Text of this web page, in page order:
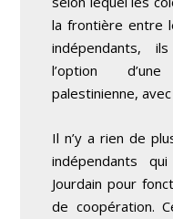
la frontière entre
indépendants,
l’option
palestinienne,
Il n’y a rien de
indépendants
Jourdain pour
de coopération.